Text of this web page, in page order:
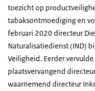
toezicht op
tabaksontmoediging en
februari 2020 directeur
Naturalisatiedienst (IND)
Veiligheid. Eerder
plaatsvervangend
waarnemend directeur